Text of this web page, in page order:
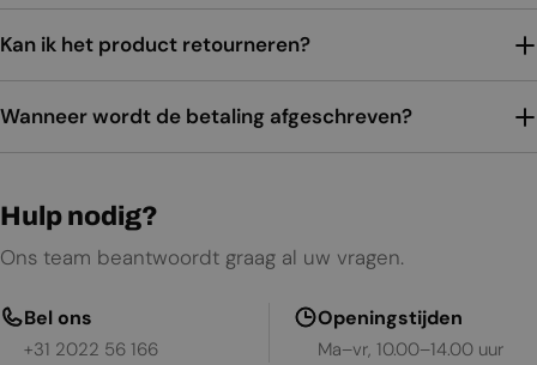
Kan ik het product retourneren?
Wanneer wordt de betaling afgeschreven?
Hulp nodig?
Ons team beantwoordt graag al uw vragen.
Bel ons
+31 2022 56 166
Openingstijden
Ma–vr, 10.00–14.00 uur